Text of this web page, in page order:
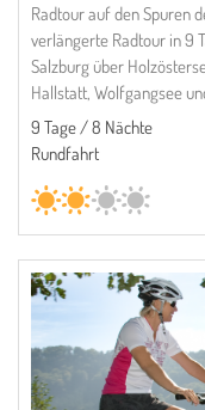
Radtour auf den Spuren
verlängerte Radtour in 9
Salzburg über
Hallstatt, Wolfgangsee
9 Tage / 8 Nächte
Rundfahrt